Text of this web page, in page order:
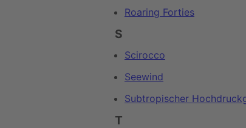
Roaring Forties
S
Scirocco
Seewind
Subtropischer
T